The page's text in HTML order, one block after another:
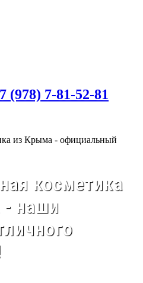
7-81-52-81
косметика
- наши